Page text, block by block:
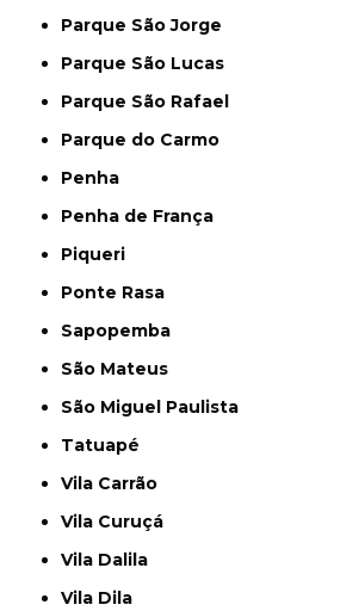
Parque São Jorge
Parque São Lucas
Parque São Rafael
Parque do Carmo
Penha
Penha de França
Piqueri
Ponte Rasa
Sapopemba
São Mateus
São Miguel Paulista
Tatuapé
Vila Carrão
Vila Curuçá
Vila Dalila
Vila Dila